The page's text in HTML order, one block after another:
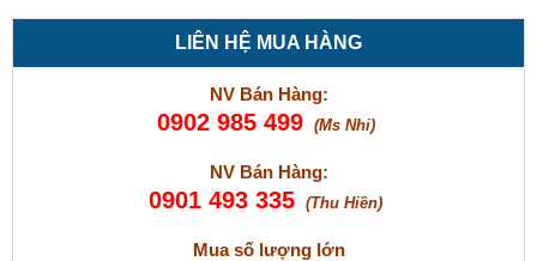
LIÊN HỆ MUA HÀNG
NV Bán Hàng:
0902 985 499 (Ms Nhi)
NV Bán Hàng:
0901 493 335 (Thu Hiền)
Mua số lượng lớn